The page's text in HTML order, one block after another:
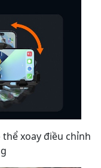
xoay điều chỉnh